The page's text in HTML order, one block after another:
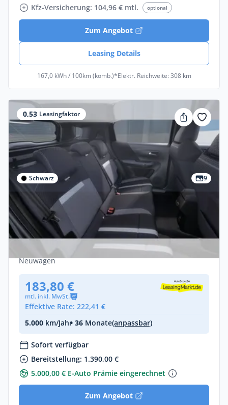
Kfz-Versicherung: 104,96 € mtl. optional
Zum Angebot
Leasing Details
167,0 kWh / 100km (komb.)*Elektr. Reichweite: 308 km
0,53 Leasingfaktor
Schwarz 9
Privat
Opel Frontera GS BEV Automatik-
Elektroantrieb
Automatik •
113 PS (83 kW)
Neuwagen
183,80 €
mtl. inkl. MwSt.
Effektive Rate: 222,41 €
5.000 km/Jahr• 36 Monate(anpassbar)
Sofort verfügbar
Bereitstellung: 1.390,00 €
5.000,00 € E-Auto Prämie eingerechnet
Zum Angebot